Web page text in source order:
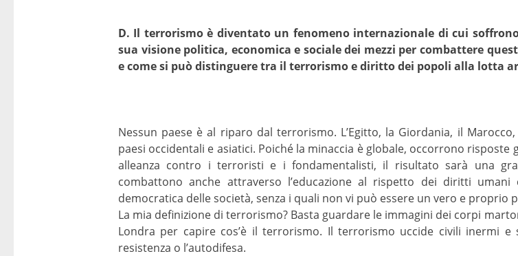
D. Il terrorismo è diventato un fenomeno internazionale di cui
sua visione politica, economica e sociale dei mezzi per combattere
e come si può distinguere tra il terrorismo e diritto dei popoli alla lotta
Nessun paese è al riparo dal terrorismo. L’Egitto, la Giordania, il
paesi occidentali e asiatici. Poiché la minaccia è globale, occorrono
alleanza contro i terroristi e i fondamentalisti, il risultato sarà una
combattono anche attraverso l’educazione al rispetto dei diritti
democratica delle società, senza i quali non vi può essere un vero e proprio
La mia definizione di terrorismo? Basta guardare le immagini dei corpi
Londra per capire cos’è il terrorismo. Il terrorismo uccide civili inermi
resistenza o l’autodifesa.